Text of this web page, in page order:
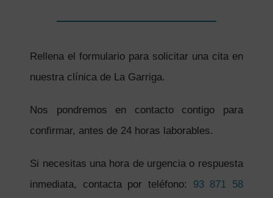
Rellena el formulario para solicitar una cita en
nuestra clínica de La Garriga.
Nos pondremos en contacto contigo para
confirmar, antes de 24 horas laborables.
Si necesitas una hora de urgencia o respuesta
inmediata, contacta por teléfono: 93 871 58